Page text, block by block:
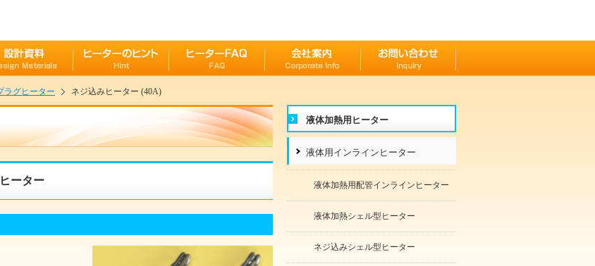
ラグヒーター ネジ込みヒーター (40A)
ーター
液体加熱用ヒーター
液体用インラインヒーター
液体加熱用配管インラインヒーター
液体加熱シェル型ヒーター
ネジ込みシェル型ヒーター